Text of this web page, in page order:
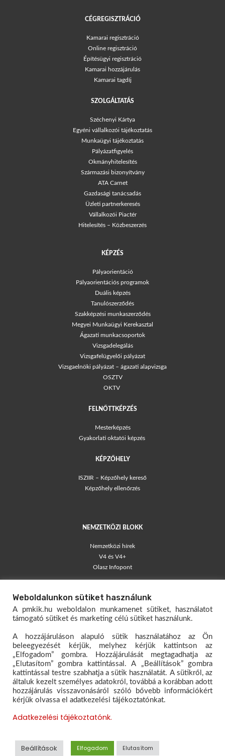
CÉGREGISZTRÁCIÓ
Kamarai regisztráció
Online regisztráció
Építésügyi regisztráció
Kamarai hozzájárulás
Kamarai tagdíj
SZOLGÁLTATÁS
Széchenyi Kártya
Egyéni vállalkozói tájékoztatás
Munkaügyi tájékoztatás
Pályázatfigyelés
Okmányhitelesítés
Származási bizonyítvány
ATA Carnet
Gazdasági tanácsadás
Üzleti partnerkeresés
Vállalkozói Piactér
Hitelesítés – Közbeszerzés
KÉPZÉS
Pályaorientáció
Pályaorientációs programok
Duális képzés
Tanulószerződés
Szakképzési munkaszerződés
Megyei Munkaügyi Kerekasztal
Ágazati munkacsoportok
Vizsgadelegálás
Vizsgafelügyelői pályázat
Vizsgaelnöki pályázat – ágazati alapvizsga
OSZTV
OKTV
FELNŐTTKÉPZÉS
Mesterképzés
Gyakorlati oktatói képzés
KÉPZŐHELY
ISZIIR – Képzőhely kereső
Képzőhely ellenőrzés
NEMZETKÖZI BLOKK
Nemzetközi hírek
V4 és V4+
Olasz Infopont
Blog – egyéni vállalkozók
Társas Vállalkozói Kisokos
Mérlegelő Magazin
KAPCSOLAT
Dokumentumtár
Hivatali kapu
Oktatóanyagok – E-papír
Kapcsolat
© 2026 www.pmkik.hu Minden jog fenntartva.
Weboldalunkon sütiket használunk
A pmkik.hu weboldalon munkamenet sütiket, használatot
támogató sütiket és marketing célú sütiket használunk.
A hozzájáruláson alapuló sütik használatához az Ön
beleegyezését kérjük, melyhez kérjük kattintson az
„Elfogadom” gombra. Hozzájárulását megtagadhatja az
„Elutasítom” gombra kattintással. A „Beállítások” gombra
kattintással testre szabhatja a sütik használatát. A sütikről, az
általuk kezelt személyes adatokról, továbbá a korábban adott
hozzájárulás visszavonásáról szóló bővebb információkért
kérjük olvassa el adatkezelési tájékoztatónkat.
Adatkezelési tájékoztatónk.
Beállítások Elfogadom Elutasítom